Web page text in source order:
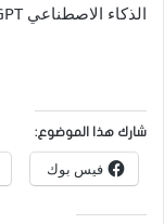
الذكاء الاصطناعي ChatGPT
شارك هذا الموضوع:
فيس بوك